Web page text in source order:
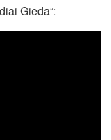
Gieda“: